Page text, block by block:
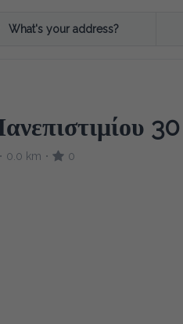
What's your address?
30
0.0 km •
0